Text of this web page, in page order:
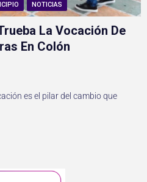
NOTICIAS
La Vocación De
En Colón
es el pilar del cambio que